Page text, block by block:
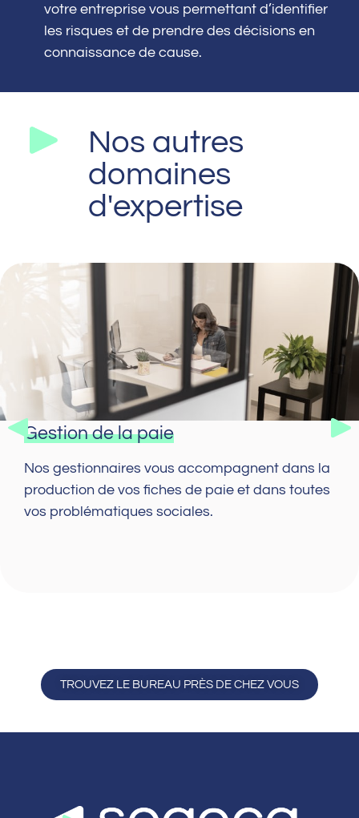
votre entreprise vous permettant d’identifier
les risques et de prendre des décisions en
connaissance de cause.
Nos autres
domaines
d'expertise
Gestion de la paie
Nos gestionnaires vous accompagnent dans la
production de vos fiches de paie et dans toutes
vos problématiques sociales.
TROUVEZ LE BUREAU PRÈS DE CHEZ VOUS